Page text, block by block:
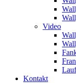
Video
Kontakt